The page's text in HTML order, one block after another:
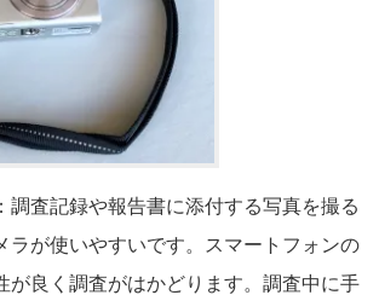
調査記録や報告書に添付する写真を撮る
ラが使いやすいです。スマートフォンの
が良く調査がはかどります。調査中に手